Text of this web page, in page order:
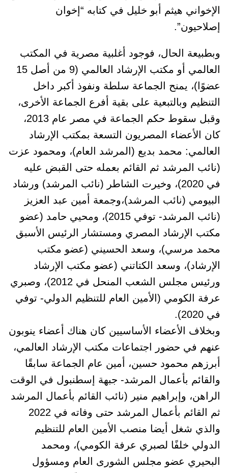
الإخواني هيثم أبو خليل في كتابه “إخوان
إصلاحيون”.
وبطبيعة الحال، فوجود أغلبية مصرية في المكتب
العالمي أو مكتب الإرشاد العالمي (9 من أصل 15
عضوًا)، يمنح الجماعة سلطة ونفوذ أكبر داخل
التنظيم وبالتبعية على بقية أفرع الجماعة الأخرى،
وقبل سقوط حكم الجماعة في مصر عام 2013،
كان الأعضاء المصريون التسعة بمكتب الإرشاد
العالمي: محمد بديع (المرشد العام)، ومحمود عزت
(نائب المرشد ثم القائم بعمله حتى القبض عليه
في 2020)، وخيرت الشاطر (نائب المرشد) ورشاد
البيومي (نائب المرشد)،وجمعة أمين عبد العزيز
(نائب المرشد- توفي 2015)، ومحيي حامد (عضو
مكتب الإرشاد المصري ومستشار الرئيس الأسبق
محمد مرسي)، وسعد الحسيني (عضو مكتب
الإرشاد)، وسعد الكتاتني (عضو مكتب الإرشاد
ورئيس مجلس الشعب المنحل في 2012)، وصبري
عرفة الكومي (الأمين العام للتنظيم الدولي- توفي
في 2020).
وبخلاف الأعضاء الأساسيين كان هناك أعضاء ينوبون
عنهم في حضور اجتماعات مكتب الإرشاد العالمي،
أبرزهم محمود حسين، أمين عام الجماعة سابقًا
والقائم بأعمال المرشد- جبهة إسطنبول في الوقت
الراهن، وإبراهيم منير (نائب القائم بأعمال المرشد
ثم القائم بأعمال المرشد حتى وفاته في 2022
والذي شغل أيضا منصب الأمين العام للتنظيم
الدولي خلفًا لصبري عرفة الكومي)، ومحمد
البحيري عضو مجلس الشورى العام ومسؤول